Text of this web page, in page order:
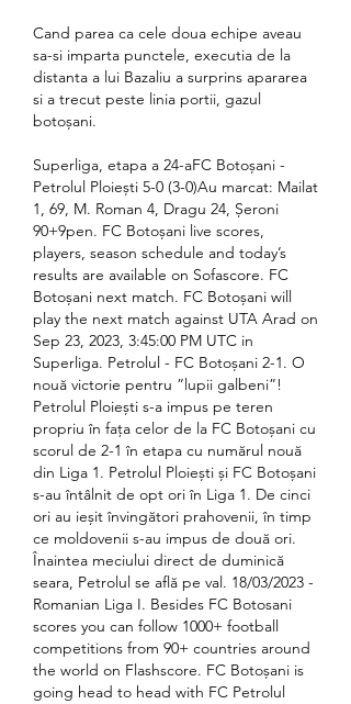
Cand parea ca cele doua echipe aveau
sa-si imparta punctele, executia de la
distanta a lui Bazaliu a surprins apararea
si a trecut peste linia portii, gazul
botoșani.
Superliga, etapa a 24-aFC Botoșani -
Petrolul Ploiești 5-0 (3-0)Au marcat: Mailat
1, 69, M. Roman 4, Dragu 24, Șeroni
90+9pen. FC Botoșani live scores,
players, season schedule and today’s
results are available on Sofascore. FC
Botoșani next match. FC Botoșani will
play the next match against UTA Arad on
Sep 23, 2023, 3:45:00 PM UTC in
Superliga. Petrolul - FC Botoșani 2-1. O
nouă victorie pentru ”lupii galbeni”!
Petrolul Ploiești s-a impus pe teren
propriu în fața celor de la FC Botoșani cu
scorul de 2-1 în etapa cu numărul nouă
din Liga 1. Petrolul Ploiești și FC Botoșani
s-au întâlnit de opt ori în Liga 1. De cinci
ori au ieșit învingători prahovenii, în timp
ce moldovenii s-au impus de două ori.
Înaintea meciului direct de duminică
seara, Petrolul se află pe val. 18/03/2023 -
Romanian Liga I. Besides FC Botosani
scores you can follow 1000+ football
competitions from 90+ countries around
the world on Flashscore. FC Botoșani is
going head to head with FC Petrolul